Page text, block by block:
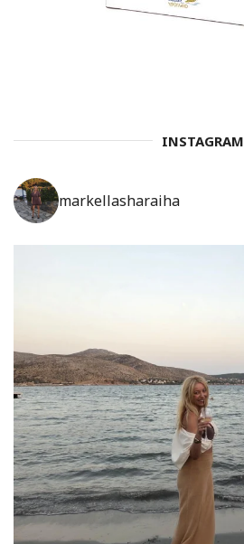
INSTAGRAM
markellasharaiha